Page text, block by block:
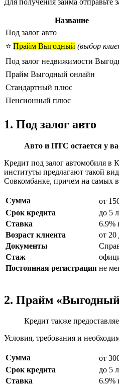
Название
Под залог авто
⭐ Прайм Выгодный (выбор
Под залог недвижимости
Прайм Выгодный онлайн
Стандартный плюс
Пенсионный плюс
1. Под залог авто
Авто и ПТС остается у
Кредит под залог автомобиля в
институты предлагают такой
Совкомбанке, причем на самых
Сумма
от
Срок кредита
до 5
Ставка
6.9%
Возраст клиента
от 20
Документы
Стаж
Постоянная регистрация не
2. Прайм
Кредит также
Условия, требования и
Сумма
от
Срок кредита
до 5
Ставка
6.9%